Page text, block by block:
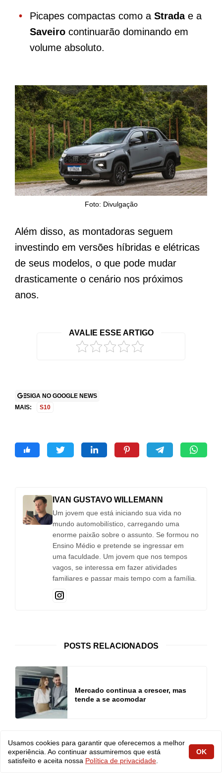
Picapes compactas como a Stradae a
Saveiro continuarão dominando em
volume absoluto.
Foto: Divulgação
Além disso, as montadoras seguem
investindo em versões híbridas e elétricas
de seus modelos, o que pode mudar
drasticamente o cenário nos próximos
anos.
AVALIE ESSE ARTIGO
SIGA NO GOOGLE NEWS
MAIS:
S10
IVAN GUSTAVO WILLEMANN
Um jovem que está iniciando sua vida no
mundo automobilístico, carregando uma
enorme paixão sobre o assunto. Se formou no
Ensino Médio e pretende se ingressar em
uma faculdade. Um jovem que nos tempos
vagos, se interessa em fazer atividades
familiares e passar mais tempo com a família.
POSTS RELACIONADOS
Mercado continua a crescer, mas
tende a se acomodar
Importância do mercado brasileiro
tanto para VW quanto para Fiat
Usamos cookies para garantir que oferecemos a melhor
experiência. Ao continuar assumiremos que está
satisfeito e aceita nossa Política de privacidade
OK